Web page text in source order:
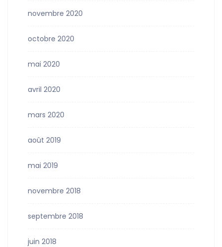
novembre 2020
octobre 2020
mai 2020
avril 2020
mars 2020
août 2019
mai 2019
novembre 2018
septembre 2018
juin 2018